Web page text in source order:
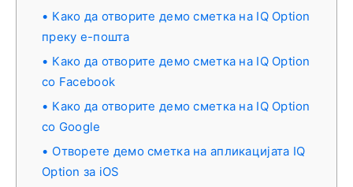
Како да отворите демо сметка на IQ Option
преку е-пошта
Како да отворите демо сметка на IQ Option
со Facebook
Како да отворите демо сметка на IQ Option
со Google
Отворете демо сметка на апликацијата IQ
Option за iOS